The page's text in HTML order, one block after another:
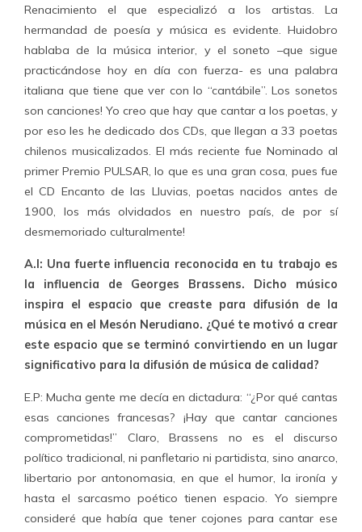
Renacimiento el que especializó a los artistas. La
hermandad de poesía y música es evidente. Huidobro
hablaba de la música interior, y el soneto –que sigue
practicándose hoy en día con fuerza- es una palabra
italiana que tiene que ver con lo “cantábile”. Los sonetos
son canciones! Yo creo que hay que cantar a los poetas, y
por eso les he dedicado dos CDs, que llegan a 33 poetas
chilenos musicalizados. El más reciente fue Nominado al
primer Premio PULSAR, lo que es una gran cosa, pues fue
el CD Encanto de las Lluvias, poetas nacidos antes de
1900, los más olvidados en nuestro país, de por sí
desmemoriado culturalmente!
A.I: Una fuerte influencia reconocida en tu trabajo es
la influencia de Georges Brassens. Dicho músico
inspira el espacio que creaste para difusión de la
música en el Mesón Nerudiano. ¿Qué te motivó a crear
este espacio que se terminó convirtiendo en un lugar
significativo para la difusión de música de calidad?
E.P: Mucha gente me decía en dictadura: “¿Por qué cantas
esas canciones francesas? ¡Hay que cantar canciones
comprometidas!” Claro, Brassens no es el discurso
político tradicional, ni panfletario ni partidista, sino anarco,
libertario por antonomasia, en que el humor, la ironía y
hasta el sarcasmo poético tienen espacio. Yo siempre
consideré que había que tener cojones para cantar ese